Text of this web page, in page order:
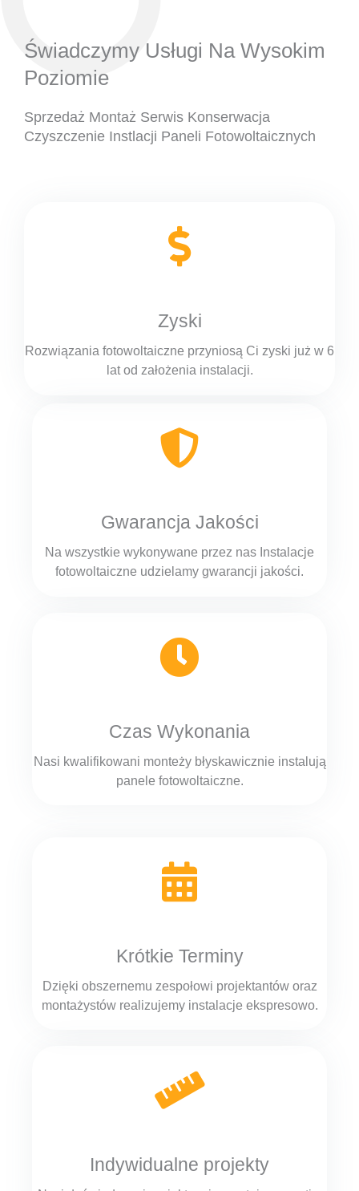
Świadczymy Usługi Na Wysokim
Poziomie
Sprzedaż Montaż Serwis Konserwacja
Czyszczenie Instlacji Paneli Fotowoltaicznych
Zyski
Rozwiązania fotowoltaiczne przyniosą Ci zyski już w 6
lat od założenia instalacji.
Gwarancja Jakości
Na wszystkie wykonywane przez nas Instalacje
fotowoltaiczne udzielamy gwarancji jakości.
Czas Wykonania
Nasi kwalifikowani monteży błyskawicznie instalują
panele fotowoltaiczne.
Krótkie Terminy
Dzięki obszernemu zespołowi projektantów oraz
montażystów realizujemy instalacje ekspresowo.
Indywidualne projekty